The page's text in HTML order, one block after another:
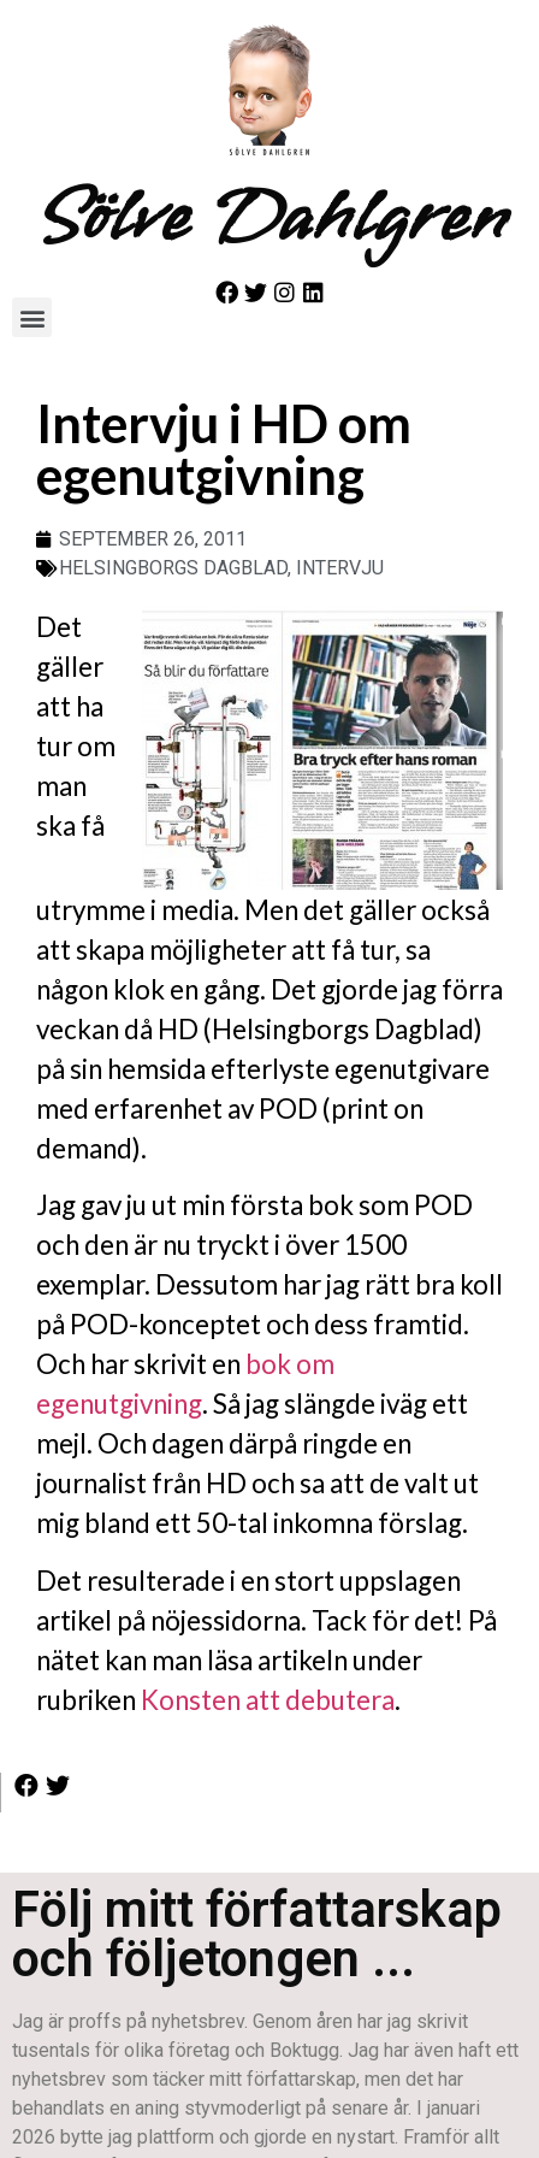
Sölve Dahlgren
Intervju i HD om
egenutgivning
SEPTEMBER 26, 2011
HELSINGBORGS DAGBLAD, INTERVJU
Det
gäller
att ha
tur om
man
ska få
utrymme i media. Men det gäller också
att skapa möjligheter att få tur, sa
någon klok en gång. Det gjorde jag förra
veckan då HD (Helsingborgs Dagblad)
på sin hemsida efterlyste egenutgivare
med erfarenhet av POD (print on
demand).
Jag gav ju ut min första bok som POD
och den är nu tryckt i över 1500
exemplar. Dessutom har jag rätt bra koll
på POD-konceptet och dess framtid.
Och har skrivit en bok om
egenutgivning. Så jag slängde iväg ett
mejl. Och dagen därpå ringde en
journalist från HD och sa att de valt ut
mig bland ett 50-tal inkomna förslag.
Det resulterade i en stort uppslagen
artikel på nöjessidorna. Tack för det! På
nätet kan man läsa artikeln under
rubriken Konsten att debutera.
Följ mitt författarskap
och följetongen ...
Jag är proffs på nyhetsbrev. Genom åren har jag skrivit
tusentals för olika företag och Boktugg. Jag har även haft ett
nyhetsbrev som täcker mitt författarskap, men det har
behandlats en aning styvmoderligt på senare år. I januari
2026 bytte jag plattform och gjorde en nystart. Framför allt